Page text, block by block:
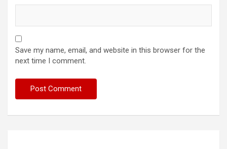
Save my name, email, and website in this browser for the
next time I comment.